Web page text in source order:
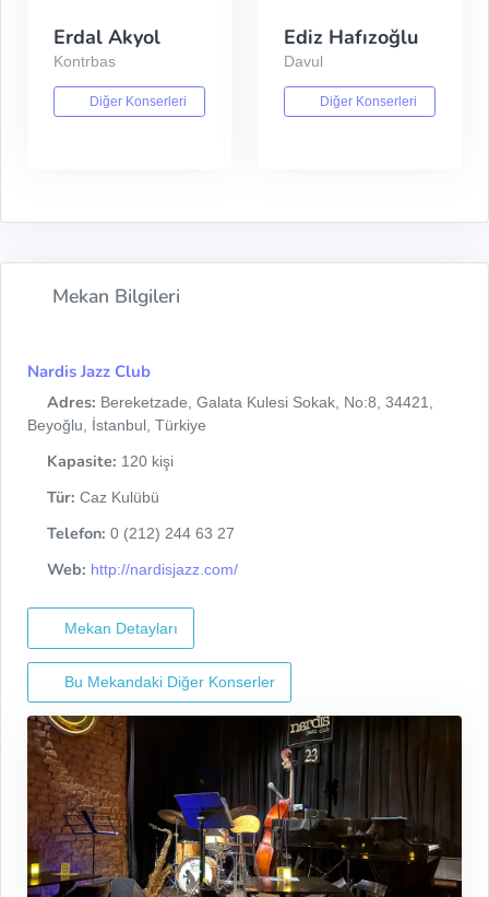
Erdal Akyol
Kontrbas
Diğer Konserleri
Ediz Hafızoğlu
Davul
Diğer Konserleri
Mekan Bilgileri
Nardis Jazz Club
Adres: Bereketzade, Galata Kulesi Sokak, No:8, 34421,
Beyoğlu, İstanbul, Türkiye
Kapasite: 120 kişi
Tür: Caz Kulübü
Telefon: 0 (212) 244 63 27
Web: http://nardisjazz.com/
Mekan Detayları
Bu Mekandaki Diğer Konserler